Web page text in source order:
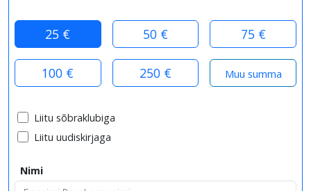
25 € 50 € 75 €
100 € 250 €
Liitu sõbraklubiga
Liitu uudiskirjaga
Nimi